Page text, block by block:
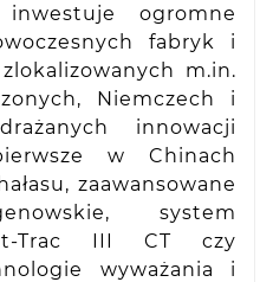
ogromne
fabryk i
m.in.
Niemczech i
innowacji
w Chinach
zaawansowane
system
Trac III CT czy
wyważania i